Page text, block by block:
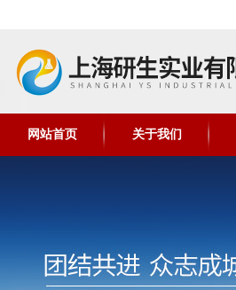
网站首页 关于我们